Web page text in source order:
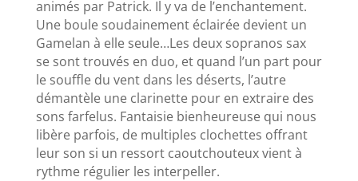
animés par Patrick. Il y va de l’enchantement.
Une boule soudainement éclairée devient un
Gamelan à elle seule…Les deux sopranos sax
se sont trouvés en duo, et quand l’un part pour
le souffle du vent dans les déserts, l’autre
démantèle une clarinette pour en extraire des
sons farfelus. Fantaisie bienheureuse qui nous
libère parfois, de multiples clochettes offrant
leur son si un ressort caoutchouteux vient à
rythme régulier les interpeller.